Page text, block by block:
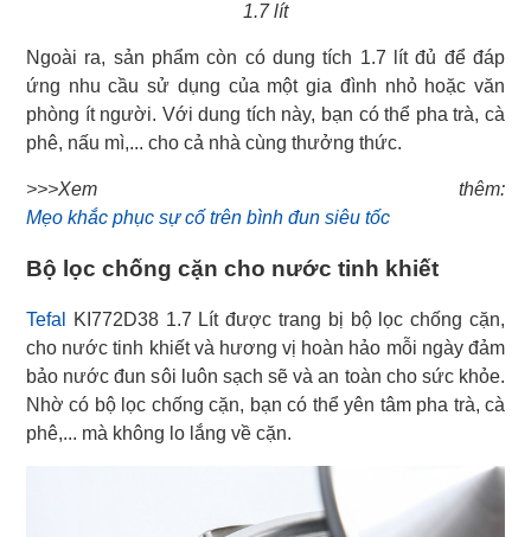
1.7 lít
Ngoài ra, sản phẩm còn có dung tích 1.7 lít đủ để đáp
ứng nhu cầu sử dụng của một gia đình nhỏ hoặc văn
phòng ít người. Với dung tích này, bạn có thể pha trà, cà
phê, nấu mì,... cho cả nhà cùng thưởng thức.
Mẹo khắc phục sự cố trên bình đun siêu tốc
Bộ lọc chống cặn cho nước tinh khiết
Tefal
KI772D38 1.7 Lít được trang bị bộ lọc chống cặn,
cho nước tinh khiết và hương vị hoàn hảo mỗi ngày đảm
bảo nước đun sôi luôn sạch sẽ và an toàn cho sức khỏe.
Nhờ có bộ lọc chống cặn, bạn có thể yên tâm pha trà, cà
phê,... mà không lo lắng về cặn.